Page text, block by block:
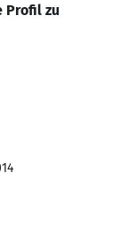
Profil zu